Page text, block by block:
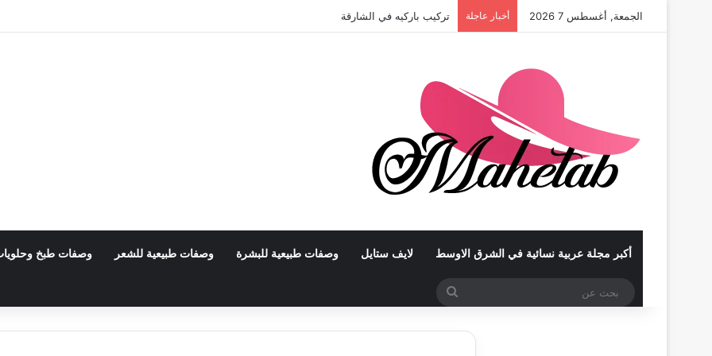
الجمعة, أغسطس 7 2026 أخبار عاجلة تركيب باركيه في الشارقة
أكبر مجلة عربية نسائية في الشرق الاوسط لايف ستايل وصفات طبيعية للبشرة وصفات طبيعية للشعر وصفات طبخ
بحث